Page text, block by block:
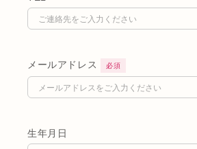
メールアドレス 必須
生年月日